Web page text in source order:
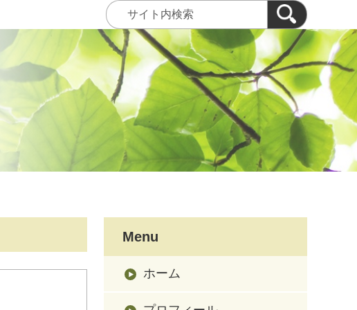
Menu
ホーム